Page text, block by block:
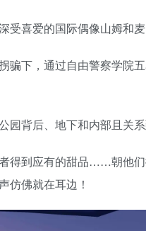
受喜爱的国际偶像山姆和
骗下，通过自由警察学院
园背后、地下和内部且关
得到应有的甜品……朝他们
仿佛就在耳边！